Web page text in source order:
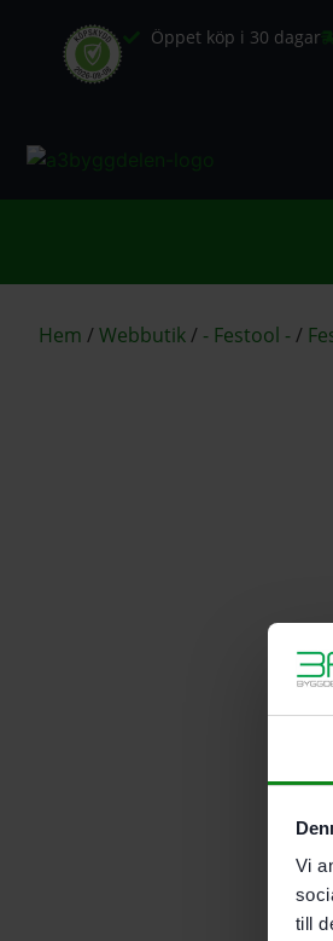
Vi
till
Öppet köp i 30 dagar
Hem /Webbutik/ - Festool -/